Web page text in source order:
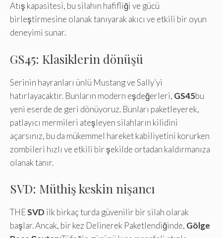
Atış kapasitesi, bu silahın hafifliği ve gücü
birleştirmesine olanak tanıyarak akıcı ve etkili bir oyun
deneyimi sunar.
GS45: Klasiklerin dönüşü
Serinin hayranları ünlü Mustang ve Sally’yi
hatırlayacaktır. Bunların modern eşdeğerleri, GS45bu
yeni eserde de geri dönüyoruz. Bunları paketleyerek,
patlayıcı mermileri ateşleyen silahların kilidini
açarsınız, bu da mükemmel hareket kabiliyetini korurken
zombileri hızlı ve etkili bir şekilde ortadan kaldırmanıza
olanak tanır.
SVD: Müthiş keskin nişancı
THESVD ilk birkaç turda güvenilir bir silah olarak
başlar. Ancak, bir kez Delinerek Paketlendiğinde, Gölge